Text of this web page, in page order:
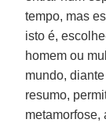
tempo, mas
isto é,
homem ou
mundo,
resumo,
metamorfose,